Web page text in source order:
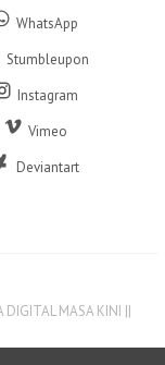
WhatsApp
Stumbleupon
Instagram
Vimeo
Deviantart
DIGITAL MASA KINI ||